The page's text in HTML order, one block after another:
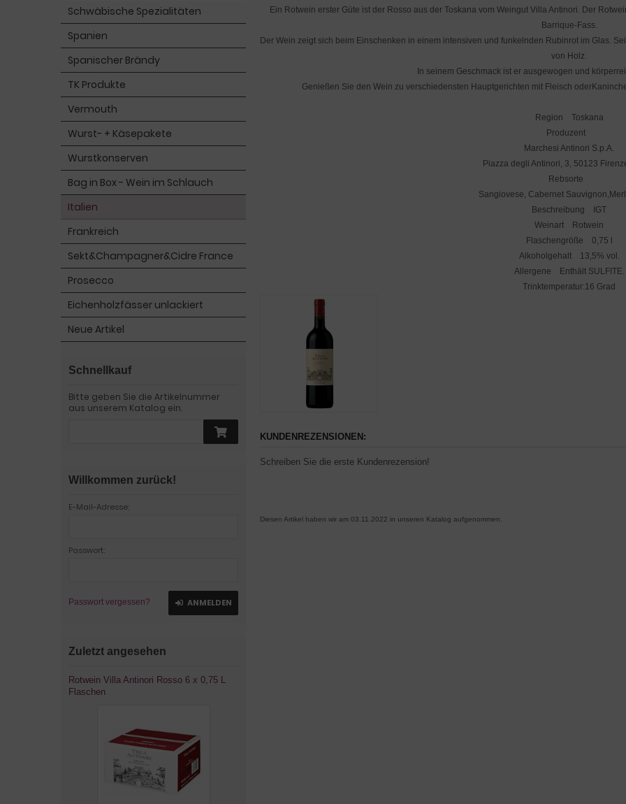
Ein Rotwein erster Güte ist der Rosso aus der Toskana vom Weingut Villa Antinori. Der
Barrique-Fass.
Der Wein zeigt sich beim Einschenken in einem intensiven und funkelnden Rubinrot im Glas.
von Holz.
In seinem Geschmack ist er ausgewogen und
Genießen Sie den Wein zu verschiedensten Hauptgerichten mit Fleisch
Region Toskana
Produzent
Marchesi Antinori S.p.A.
Piazza degli Antinori, 3, 50123
Rebsorte
Sangiovese, Cabernet
Beschreibung IGT
Weinart Rotwein
Flaschengröße 0,75 l
Alkoholgehalt 13,5% vol.
Allergene Enthält SULFITE.
Trinktemperatur:16 Grad
KUNDENREZENSIONEN:
Schreiben Sie die erste Kundenrezension!
Diesen Artikel haben wir am 03.11.2022 in unseren Katalog aufgenommen.
Schwäbische Spezialitäten
Spanien
Spanischer Brändy
TK Produkte
Vermouth
Wurst- + Käsepakete
Wurstkonserven
Bag in Box - Wein im Schlauch
Italien
Frankreich
Sekt&Champagner&Cidre France
Prosecco
Eichenholzfässer unlackiert
Neue Artikel
Schnellkauf
Bitte geben Sie die Artikelnummer
aus unserem Katalog ein.
Willkommen zurück!
E-Mail-Adresse:
Passwort:
Passwort vergessen? ANMELDEN
Zuletzt angesehen
Rotwein Villa Antinori Rosso 6 x 0,75 L
Flaschen